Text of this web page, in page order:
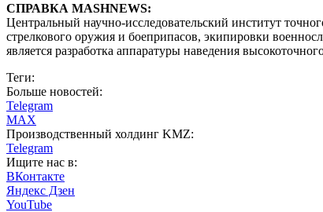
СПРАВКА MASHNEWS:
Центральный научно-исследовательский институт
стрелкового оружия и боеприпасов, экипировки
является разработка аппаратуры наведения
Теги:
Больше новостей:
Telegram
MAX
Производственный холдинг KMZ:
Telegram
Ищите нас в:
ВКонтакте
Яндекс Дзен
YouTube